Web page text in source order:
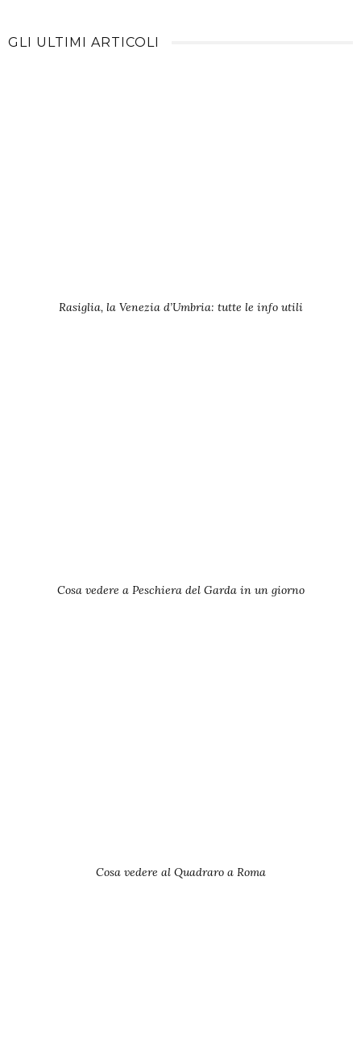
GLI ULTIMI ARTICOLI
Rasiglia, la Venezia d’Umbria: tutte le info utili
Cosa vedere a Peschiera del Garda in un giorno
Cosa vedere al Quadraro a Roma